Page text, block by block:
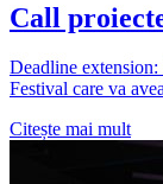
Call
Deadline
Festival care va
Citește mai mult